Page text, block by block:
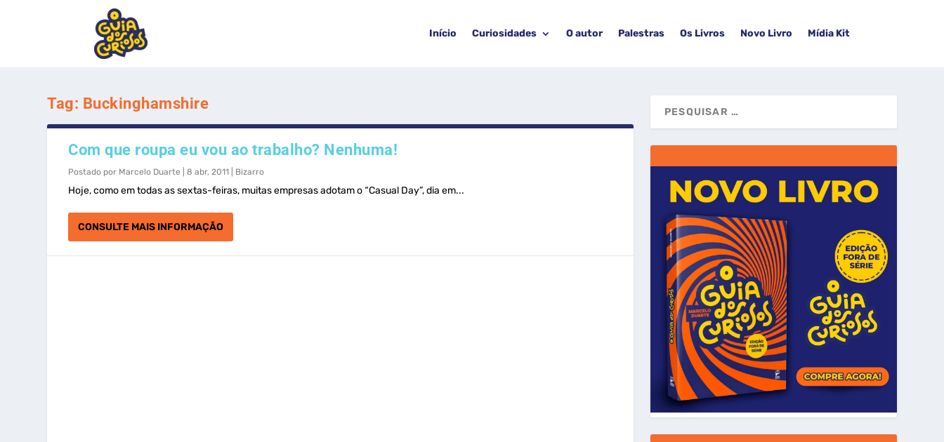
Início Curiosidades O autor Palestras Os Livros Novo Livro Mídia Kit
Tag: Buckinghamshire
Com que roupa eu vou ao trabalho? Nenhuma!
Postado por Marcelo Duarte |8 abr, 2011 Bizarro
Hoje, como em todas as sextas-feiras, muitas empresas adotam o “Casual Day”, dia em...
CONSULTE MAIS INFORMAÇÃO